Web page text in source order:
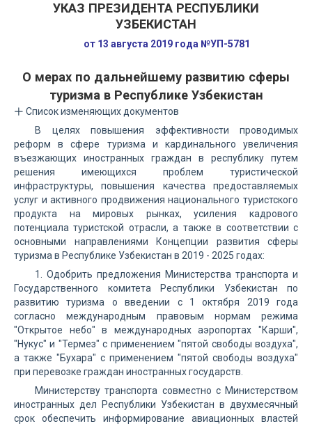
УКАЗ ПРЕЗИДЕНТА РЕСПУБЛИКИ
УЗБЕКИСТАН
от 13 августа 2019 года №УП-5781
О мерах по дальнейшему развитию сферы
туризма в Республике Узбекистан
Список изменяющих документов
В целях повышения эффективности проводимых
реформ в сфере туризма и кардинального увеличения
въезжающих иностранных граждан в республику путем
решения имеющихся проблем туристической
инфраструктуры, повышения качества предоставляемых
услуг и активного продвижения национального туристского
продукта на мировых рынках, усиления кадрового
потенциала туристской отрасли, а также в соответствии с
основными направлениями Концепции развития сферы
туризма в Республике Узбекистан в 2019 - 2025 годах:
1. Одобрить предложения Министерства транспорта и
Государственного комитета Республики Узбекистан по
развитию туризма о введении с 1 октября 2019 года
согласно международным правовым нормам режима
"Открытое небо" в международных аэропортах "Карши",
"Нукус" и "Термез" с применением "пятой свободы воздуха",
а также "Бухара" с применением "пятой свободы воздуха"
при перевозке граждан иностранных государств.
Министерству транспорта совместно с Министерством
иностранных дел Республики Узбекистан в двухмесячный
срок обеспечить информирование авиационных властей